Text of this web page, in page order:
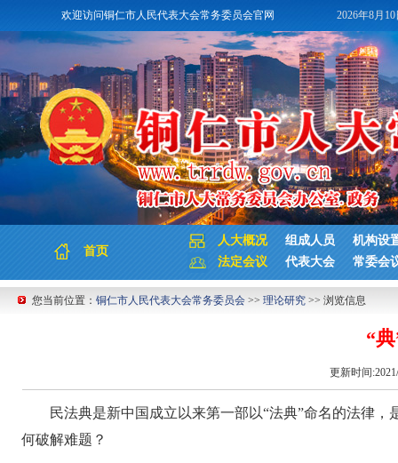
欢迎访问铜仁市人民代表大会常务委员会官网 2026年8月
首页
人大概况 组成人员
机构设
法定会议
代表大会 常委会
您当前位置： 铜仁市人民代表大会常务委员会 >> 理论研究 >> 浏览信息
“
更新时间
民法典是新中国成立以来第一部以“法典”命名的法律
何破解难题？